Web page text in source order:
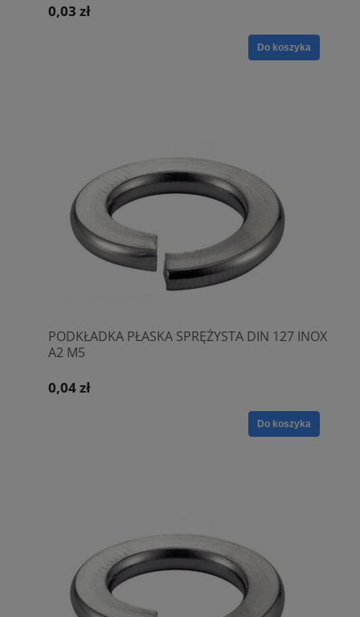
0,03 zł
Do koszyka
PODKŁADKA PŁASKA SPRĘŻYSTA DIN 127 INOX
A2 M5
0,04 zł
Do koszyka